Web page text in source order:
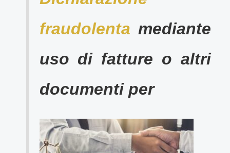
fraudolenta mediante
uso di fatture o altri
documenti per